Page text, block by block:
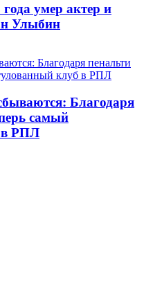
умер актер и
Улыбин
Благодаря
самый
в РПЛ